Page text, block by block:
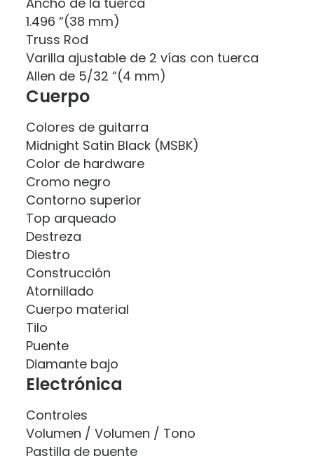
1.496 “(38 mm)
Truss Rod
Varilla ajustable de 2 vías con tuerca
Allen de 5/32 “(4 mm)
Cuerpo
Colores de guitarra
Midnight Satin Black (MSBK)
Color de hardware
Cromo negro
Contorno superior
Top arqueado
Destreza
Diestro
Construcción
Atornillado
Cuerpo material
Tilo
Puente
Diamante bajo
Electrónica
Controles
Volumen / Volumen / Tono
Pastilla de puente